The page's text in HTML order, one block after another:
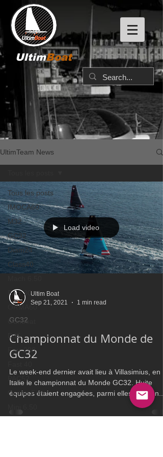
UltimBoat
UltimTeam News
Tous les posts
IMOCA60
M32
GC32
Diam24
Class40
Farr 30
ORMA60
Gunboat
D35
Farr 280
PAC52
Ocean Fifty
Load video
Ultim Boat
Sep 21, 2021
1 min read
GC32
Championnat du Monde de
GC32
Le week-end dernier avait lieu à Villasimius, en
Italie le championnat du Monde GC32. Huite
équipes étaient engagées, parmi elles, Jasson...